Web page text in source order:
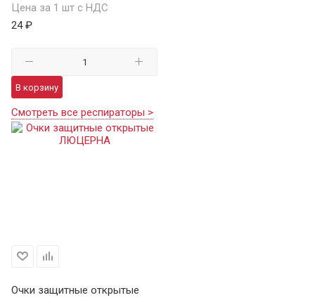
Цена за 1 шт с НДС
24 ₽
В корзину
Смотреть все респираторы >
Очки защитные открытые